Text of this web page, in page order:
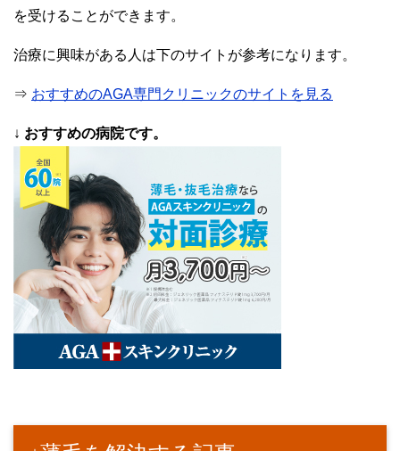
を受けることができます。
治療に興味がある人は下のサイトが参考になります。
⇒ おすすめのAGA専門クリニックのサイトを見る
↓ おすすめの病院です。